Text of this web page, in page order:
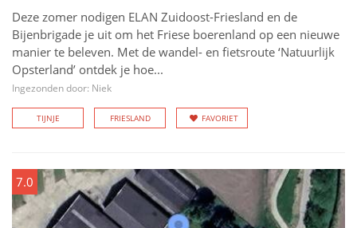
Deze zomer nodigen ELAN Zuidoost-Friesland en de
Bijenbrigade je uit om het Friese boerenland op een nieuwe
manier te beleven. Met de wandel- en fietsroute ‘Natuurlijk
Opsterland’ ontdek je hoe...
Ingezonden door: Niek
TIJNJE FRIESLAND FAVORIET
7.0